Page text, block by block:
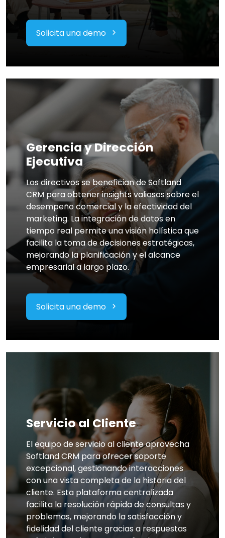
Solicita una demo
Gerencia y Dirección
Ejecutiva
Los directivos se benefician de Softland
CRM para obtener insights valiosos sobre el
desempeño comercial y la efectividad del
marketing. La integración de datos en
tiempo real permite una visión holística que
facilita la toma de decisiones estratégicas,
mejorando la planificación y el alcance
empresarial a largo plazo.
Solicita una demo
Servicio al Cliente
El equipo de servicio al cliente aprovecha
Softland CRM para ofrecer soporte
excepcional, gestionando interacciones
con una vista completa de la historia del
cliente. Esta plataforma centralizada
facilita la resolución rápida de consultas y
problemas, mejorando la satisfacción y
fidelidad del cliente gracias a respuestas